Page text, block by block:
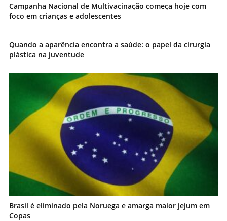
Campanha Nacional de Multivacinação começa hoje com
foco em crianças e adolescentes
Quando a aparência encontra a saúde: o papel da cirurgia
plástica na juventude
Brasil é eliminado pela Noruega e amarga maior jejum em
Copas